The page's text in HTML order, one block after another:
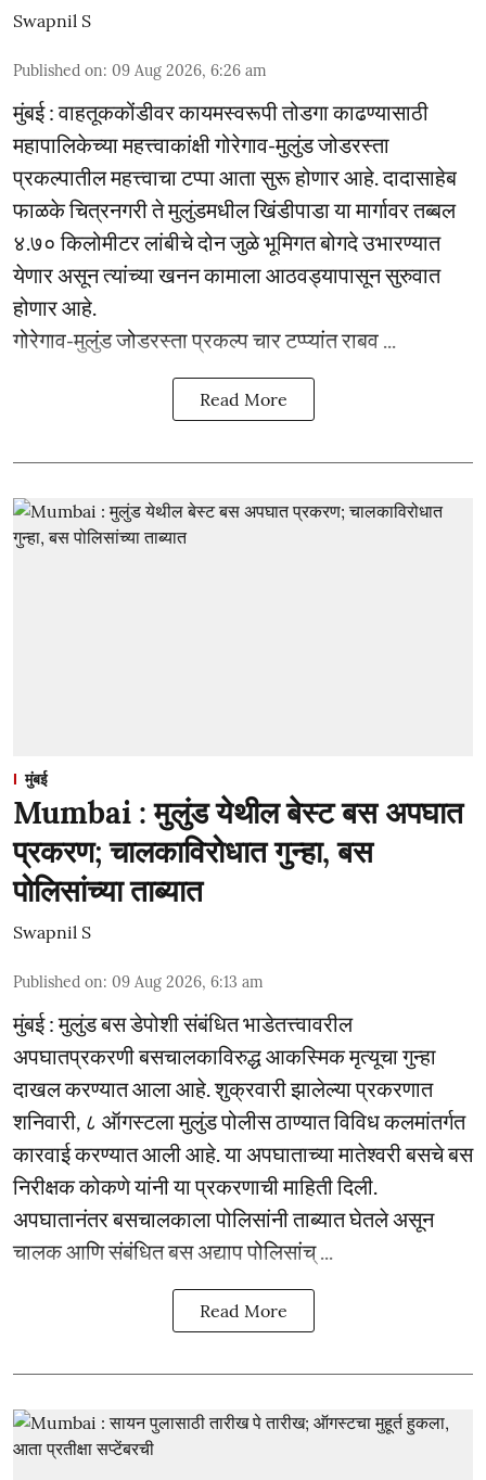
Swapnil S
Published on: 09 Aug 2026, 6:26 am
मुंबई : वाहतूककोंडीवर कायमस्वरूपी तोडगा काढण्यासाठी
महापालिकेच्या महत्त्वाकांक्षी गोरेगाव-मुलुंड जोडरस्ता
प्रकल्पातील महत्त्वाचा टप्पा आता सुरू होणार आहे. दादासाहेब
फाळके चित्रनगरी ते मुलुंडमधील खिंडीपाडा या मार्गावर तब्बल
४.७० किलोमीटर लांबीचे दोन जुळे भूमिगत बोगदे उभारण्यात
येणार असून त्यांच्या खनन कामाला आठवड्यापासून सुरुवात
होणार आहे.
गोरेगाव-मुलुंड जोडरस्ता प्रकल्प चार टप्प्यांत राबव ...
Read More
मुंबई
Mumbai : मुलुंड येथील बेस्ट बस अपघात
प्रकरण; चालकाविरोधात गुन्हा, बस
पोलिसांच्या ताब्यात
Swapnil S
Published on: 09 Aug 2026, 6:13 am
मुंबई : मुलुंड बस डेपोशी संबंधित भाडेतत्त्वावरील
अपघातप्रकरणी बसचालकाविरुद्ध आकस्मिक मृत्यूचा गुन्हा
दाखल करण्यात आला आहे. शुक्रवारी झालेल्या प्रकरणात
शनिवारी, ८ ऑगस्टला मुलुंड पोलीस ठाण्यात विविध कलमांतर्गत
कारवाई करण्यात आली आहे. या अपघाताच्या मातेश्वरी बसचे बस
निरीक्षक कोकणे यांनी या प्रकरणाची माहिती दिली.
अपघातानंतर बसचालकाला पोलिसांनी ताब्यात घेतले असून
चालक आणि संबंधित बस अद्याप पोलिसांच् ...
Read More